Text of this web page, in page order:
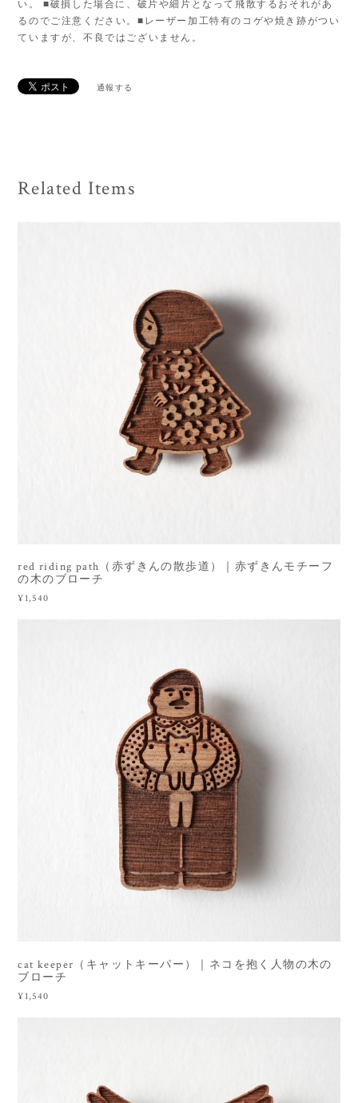
い。 ■破損した場合に、破片や細片となって飛散するおそれがあ
るのでご注意ください。■レーザー加工特有のコゲや焼き跡がつい
ていますが、不良ではございません。
通報する
Related Items
red riding path（赤ずきんの散歩道）｜赤ずきんモチーフ
の木のブローチ
¥1,540
cat keeper（キャットキーパー）｜ネコを抱く人物の木の
ブローチ
¥1,540